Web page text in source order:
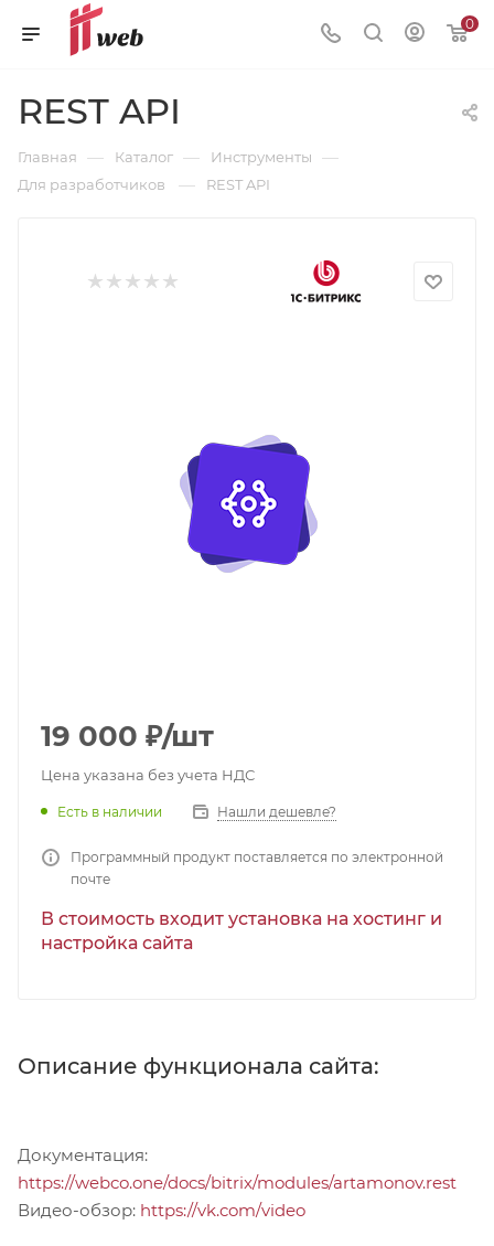
0
REST API
Главная — Каталог — Инструменты —
Для разработчиков — REST API
19 000 ₽/шт
Цена указана без учета НДС
Есть в наличии Нашли дешевле?
Программный продукт поставляется по электронной
почте
В стоимость входит установка на хостинг и
настройка сайта
Описание функционала сайта:
Документация:
https://webco.one/docs/bitrix/modules/artamonov.rest
Видео-обзор: https://vk.com/video